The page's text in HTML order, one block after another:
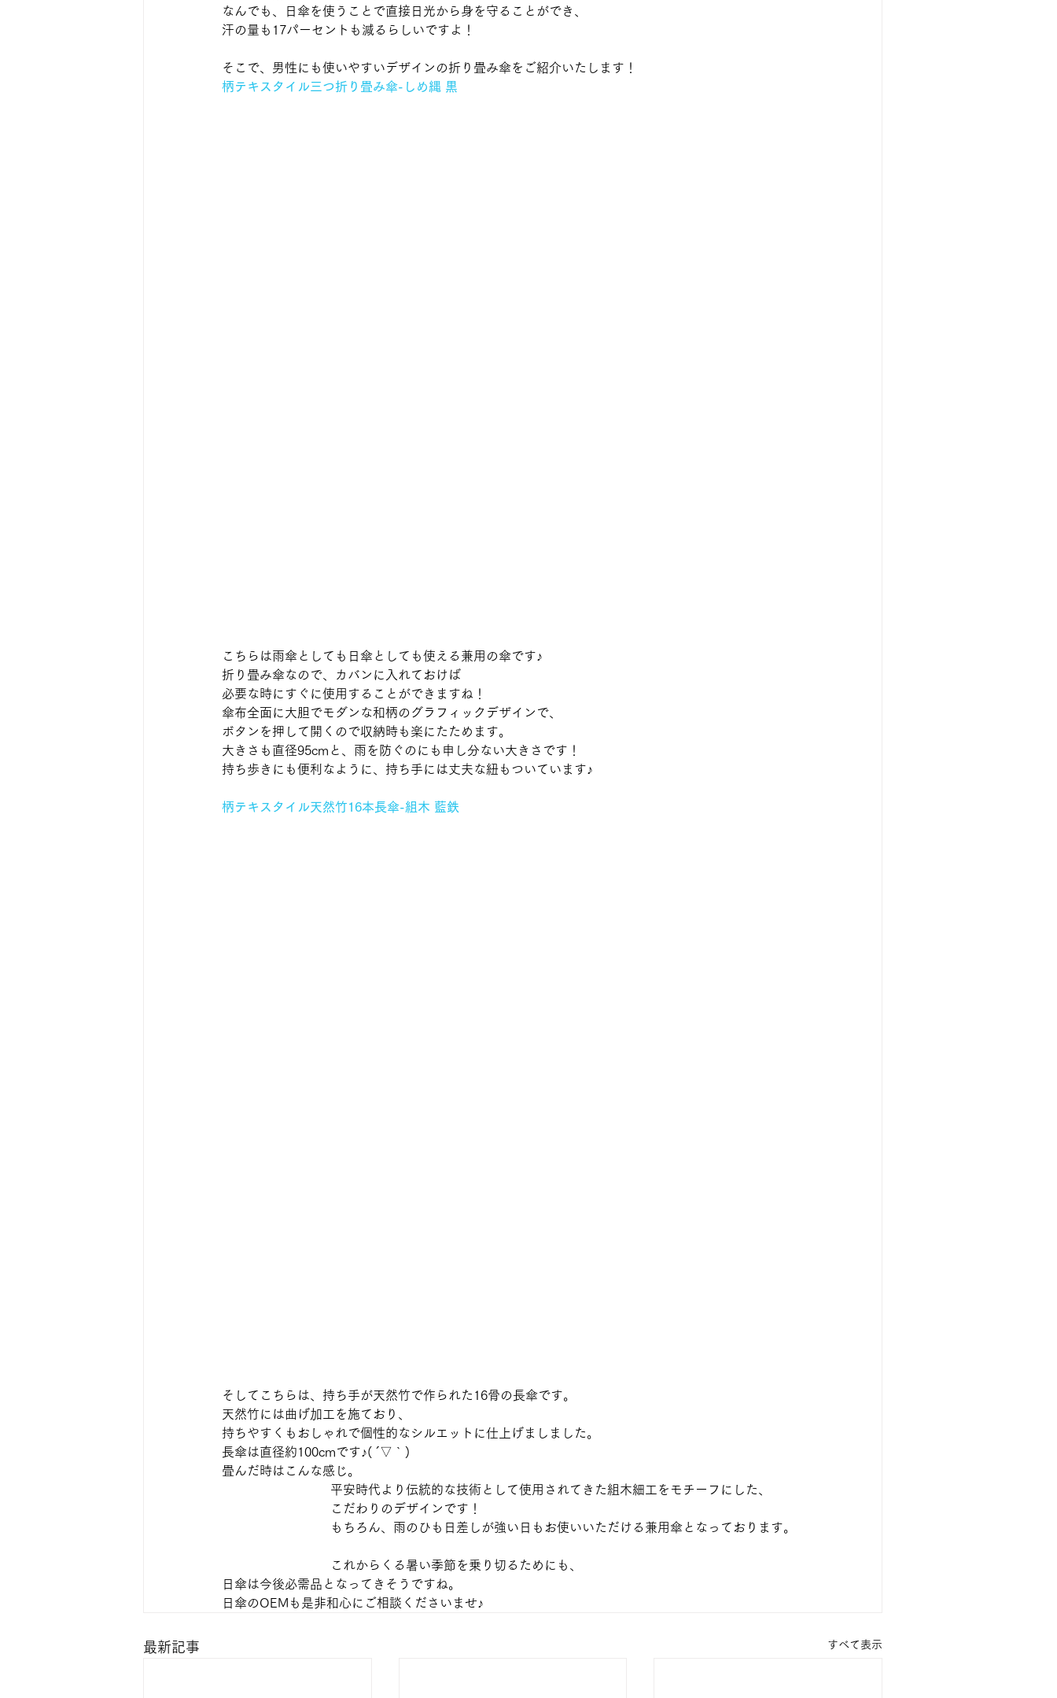
なんでも、日傘を使うことで直接日光から身を守ることができ、
汗の量も17パーセントも減るらしいですよ！
そこで、男性にも使いやすいデザインの折り畳み傘をご紹介いたします！
柄テキスタイル三つ折り畳み傘-しめ縄 黒
こちらは雨傘としても日傘としても使える兼用の傘です♪
折り畳み傘なので、カバンに入れておけば
必要な時にすぐに使用することができますね！
傘布全面に大胆でモダンな和柄のグラフィックデザインで、
ボタンを押して開くので収納時も楽にたためます。
大きさも直径95cmと、雨を防ぐのにも申し分ない大きさです！
持ち歩きにも便利なように、持ち手には丈夫な紐もついています♪
柄テキスタイル天然竹16本長傘-組木 藍鉄
そしてこちらは、持ち手が天然竹で作られた16骨の長傘です。
天然竹には曲げ加工を施ており、
持ちやすくもおしゃれで個性的なシルエットに仕上げましました。
長傘は直径約100cmです♪( ´▽｀)
畳んだ時はこんな感じ。
平安時代より伝統的な技術として使用されてきた組木細工をモチーフにした、
こだわりのデザインです！
もちろん、雨のひも日差しが強い日もお使いいただける兼用傘となっております。
これからくる暑い季節を乗り切るためにも、
日傘は今後必需品となってきそうですね。
日傘のOEMも是非和心にご相談くださいませ♪
最新記事 すべて表示